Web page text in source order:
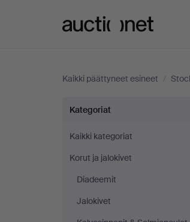
Kaikki päättyneet esineet /
Rannekorut
Stockholms
Auktionsverk
Fine
Kategoriat
Kaikki kategoriat
Korut ja jalokivet
Diadeemit
Jalokivet